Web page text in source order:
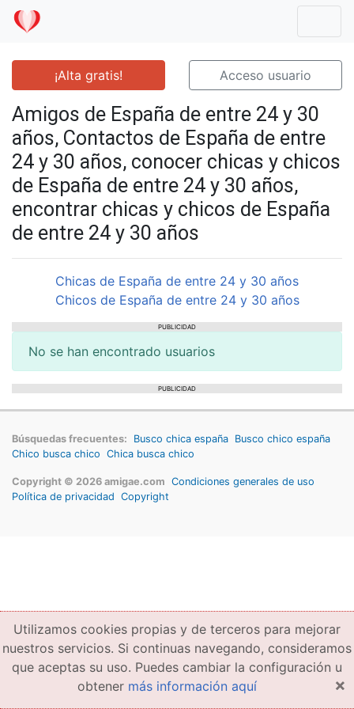
¡Alta gratis! Acceso usuario
Amigos de España de entre 24 y 30
años, Contactos de España de entre
24 y 30 años, conocer chicas y chicos
de España de entre 24 y 30 años,
encontrar chicas y chicos de España
de entre 24 y 30 años
Chicas de España de entre 24 y 30 años
Chicos de España de entre 24 y 30 años
PUBLICIDAD
No se han encontrado usuarios
PUBLICIDAD
Búsquedas frecuentes: Busco chica españa Busco chico españa
Chico busca chico Chica busca chico
Copyright © 2026 amigae.com Condiciones generales de uso
Política de privacidad Copyright
Utilizamos cookies propias y de terceros para mejorar
nuestros servicios. Si continuas navegando, consideramos
que aceptas su uso. Puedes cambiar la configuración u
obtener más información aquí ×